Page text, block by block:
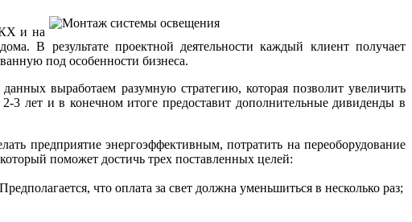
и на
В результате проектной деятельности каждый клиент получает
под особенности бизнеса.
выработаем разумную стратегию, которая позволит увеличить
3 лет и в конечном итоге предоставит дополнительные дивиденды в
предприятие энергоэффективным, потратить на переоборудование
поможет достичь трех поставленных целей:
что оплата за свет должна уменьшиться в несколько раз;